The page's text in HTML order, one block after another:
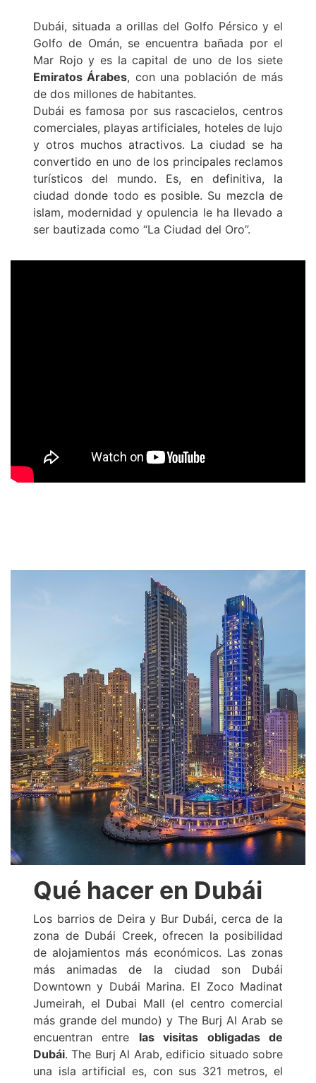
Dubái, situada a orillas del Golfo Pérsico y el
Golfo de Omán, se encuentra bañada por el
Mar Rojo y es la capital de uno de los siete
Emiratos Árabes, con una población de más
de dos millones de habitantes.
Dubái es famosa por sus rascacielos, centros
comerciales, playas artificiales, hoteles de lujo
y otros muchos atractivos. La ciudad se ha
convertido en uno de los principales reclamos
turísticos del mundo. Es, en definitiva, la
ciudad donde todo es posible. Su mezcla de
islam, modernidad y opulencia le ha llevado a
ser bautizada como “La Ciudad del Oro”.
Qué hacer en Dubái
Los barrios de Deira y Bur Dubái, cerca de la
zona de Dubái Creek, ofrecen la posibilidad
de alojamientos más económicos. Las zonas
más animadas de la ciudad son Dubái
Downtown y Dubái Marina. El Zoco Madinat
Jumeirah, el Dubai Mall (el centro comercial
más grande del mundo) y The Burj Al Arab se
encuentran entre las visitas obligadas de
Dubái. The Burj Al Arab, edificio situado sobre
una isla artificial es, con sus 321 metros, el